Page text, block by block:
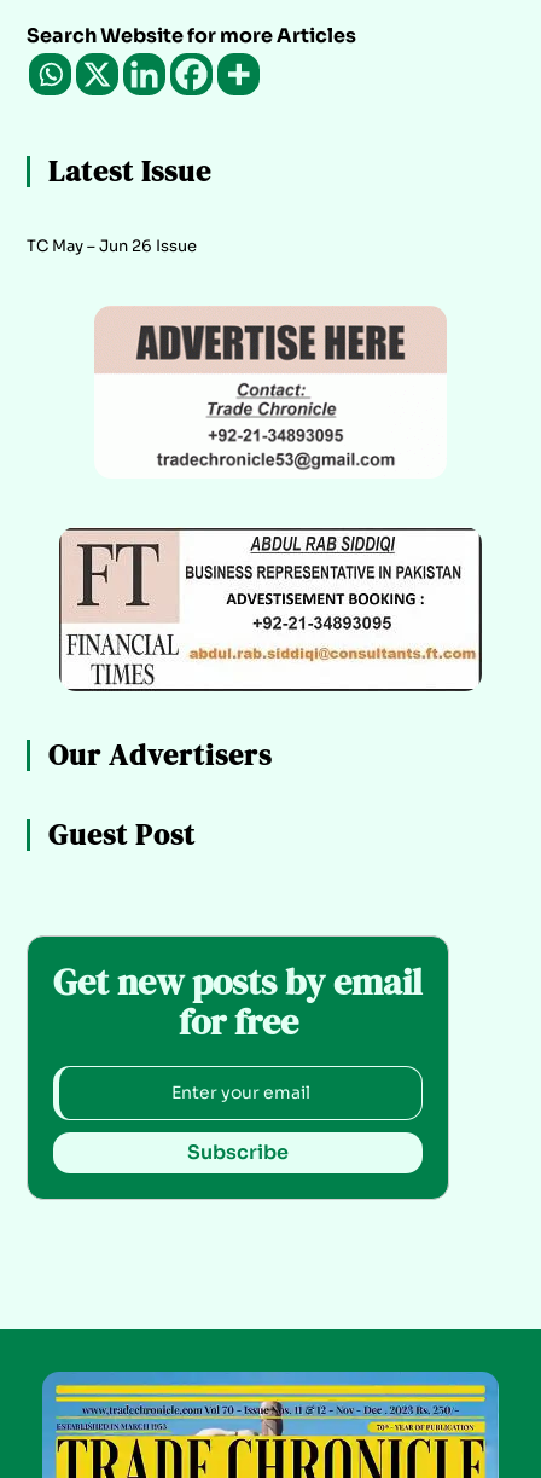
Search Website for more Articles
Latest Issue
TC May – Jun 26 Issue
Our Advertisers
Guest Post
Get new posts by email
for free
Subscribe